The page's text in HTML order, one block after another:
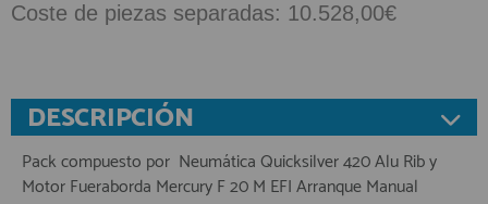
Coste de piezas separadas: 10.528,00€
DESCRIPCIÓN
Pack compuesto por ​ Neumática Quicksilver 420 Alu Rib y
Motor Fueraborda Mercury F 20 M EFI Arranque Manual